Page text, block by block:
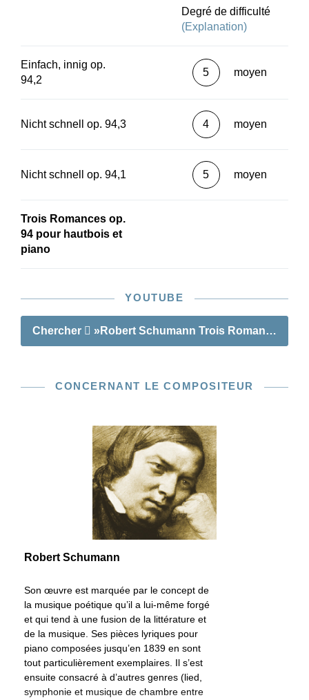
Degré de difficulté
(Explanation)
Einfach, innig op.
94,2
5 moyen
Nicht schnell op. 94,3 4 moyen
Nicht schnell op. 94,1 5 moyen
Trois Romances op.
94 pour hautbois et
piano
YOUTUBE
Chercher »Robert Schumann Trois Romances
CONCERNANT LE COMPOSITEUR
Robert Schumann
Son œuvre est marquée par le concept de
la musique poétique qu’il a lui-même forgé
et qui tend à une fusion de la littérature et
de la musique. Ses pièces lyriques pour
piano composées jusqu’en 1839 en sont
tout particulièrement exemplaires. Il s’est
ensuite consacré à d’autres genres (lied,
symphonie et musique de chambre entre